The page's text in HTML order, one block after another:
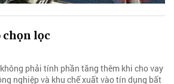
lọc
phải tính phần tăng thêm khi cho vay
nghiệp và khu chế xuất vào tín dụng bất